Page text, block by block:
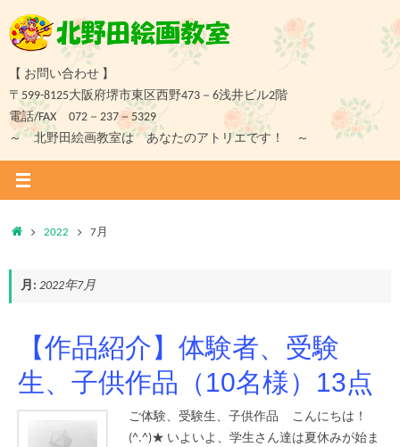
ン
ツ
へ
キ
プ
【 お問い合わせ 】
〒599-8125大阪府堺市東区西野473－6浅井ビル2階
電話/FAX 072－237－5329
～ 北野田絵画教室は あなたのアトリエです！ ～
ホ
2022 7月
月: 2022年7月
【作品紹介】体験者、受験
生、子供作品（10名様）13点
ご体験、受験生、子供作品 こんにちは！
(^.^)★ いよいよ、学生さん達は夏休みが始ま